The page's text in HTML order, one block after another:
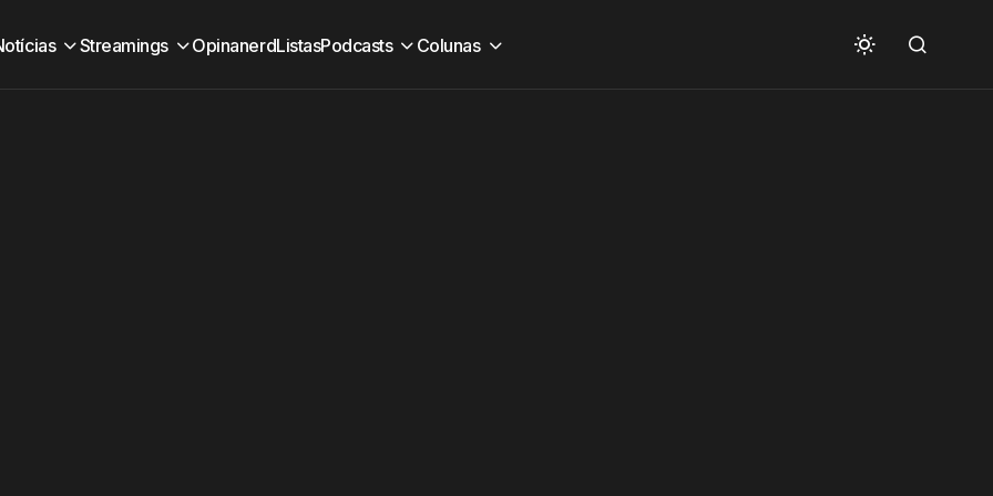
Streamings OpinanerdListasPodcasts Colunas